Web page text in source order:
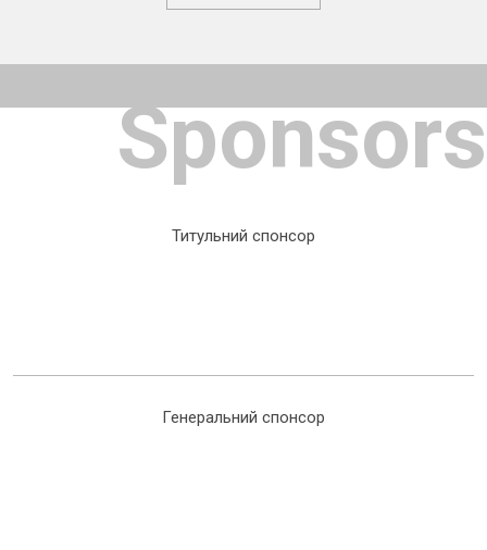
Sponsors
Титульний спонсор
Генеральний спонсор